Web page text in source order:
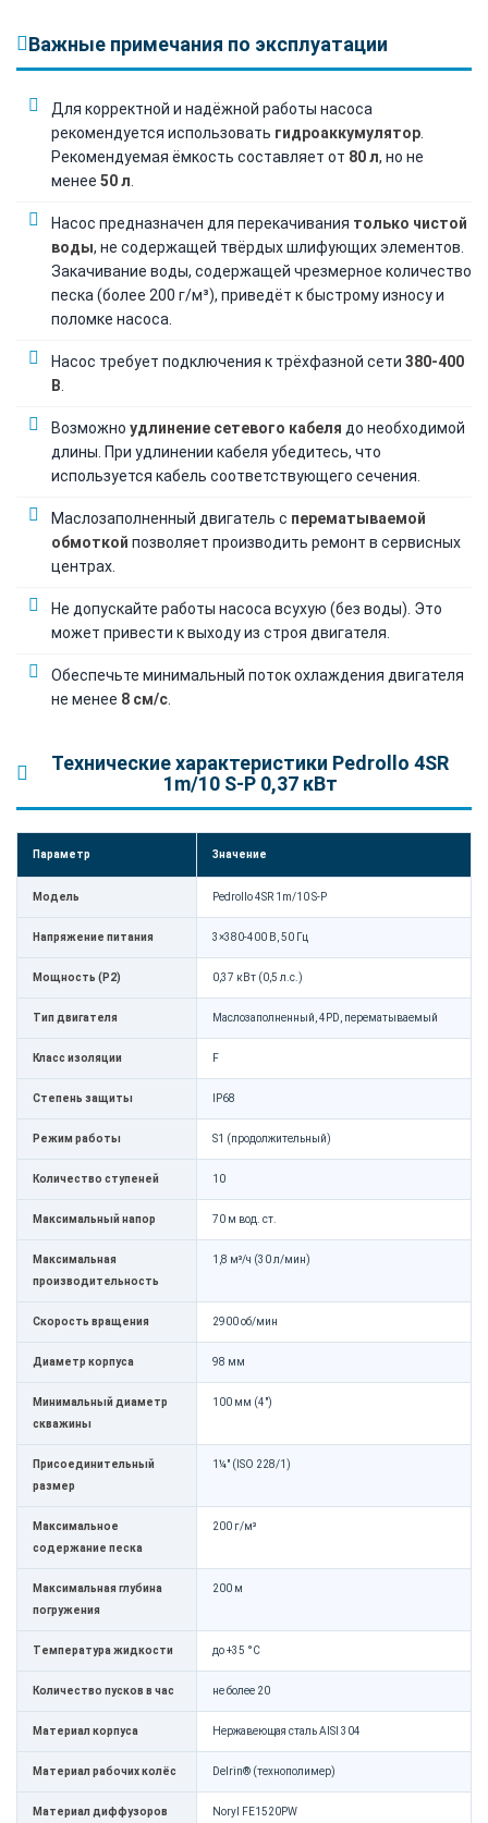
Важные примечания по эксплуатации
Для корректной и надёжной работы насоса
рекомендуется использовать гидроаккумулятор
Рекомендуемая ёмкость составляет от 80 л, но не
менее 50 л
Насос предназначен для перекачивания только чистой
воды, не содержащей твёрдых шлифующих элементов.
Закачивание воды, содержащей чрезмерное количество
песка (более 200 г/м³), приведёт к быстрому износу и
поломке насоса.
Насос требует подключения к трёхфазной сети 380-400
В
Возможно удлинение сетевого кабеля до необходимой
длины. При удлинении кабеля убедитесь, что
используется кабель соответствующего сечения.
Маслозаполненный двигатель с перематываемой
обмоткой позволяет производить ремонт в сервисных
центрах.
Не допускайте работы насоса всухую (без воды). Это
может привести к выходу из строя двигателя.
Обеспечьте минимальный поток охлаждения двигателя
не менее 8 см/с
Технические характеристики Pedrollo 4SR
1m/10 S-P 0,37 кВт
Параметр Значение
Модель Pedrollo 4SR 1m/10 S-P
Напряжение питания 3×380-400 В, 50 Гц
Мощность (P2) 0,37 кВт (0,5 л.с.)
Тип двигателя Маслозаполненный, 4PD, перематываемый
Класс изоляции F
Степень защиты IP68
Режим работы S1 (продолжительный)
Количество ступеней 10
Максимальный напор 70 м вод. ст.
Максимальная
производительность
1,8 м³/ч (30 л/мин)
Скорость вращения 2900 об/мин
Диаметр корпуса 98 мм
Минимальный диаметр
скважины
100 мм (4")
Присоединительный
размер
1¼" (ISO 228/1)
Максимальное
содержание песка
200 г/м³
Максимальная глубина
погружения
200 м
Температура жидкости до +35 °C
Количество пусков в час не более 20
Материал корпуса Нержавеющая сталь AISI 304
Материал рабочих колёс Delrin® (технополимер)
Материал диффузоров Noryl FE1520PW